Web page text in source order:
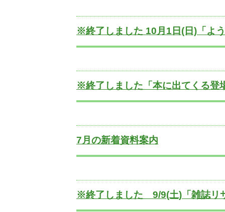
※終了しました 10月1日(日)「よ
※終了しました「本に出てくる登
7月の新着資料案内
※終了しました 9/9(土)「雑誌リ